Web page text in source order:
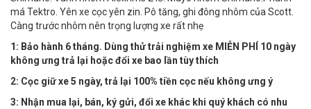
má Tektro. Yên xe cọc yên zin. Pô tăng, ghi đông nhôm của Scott.
Càng trước nhôm nên trọng lượng xe rất nhẹ
1: Bảo hành 6 tháng. Dùng thử trải nghiệm xe MIỄN PHÍ 10 ngày
không ưng trả lại hoặc đổi xe bao lần tùy thích
2: Cọc giữ xe 5 ngày, trả lại 100% tiền cọc nếu không ưng ý
3: Nhận mua lại, bán, ký gửi, đổi xe khác khi quý khách có nhu